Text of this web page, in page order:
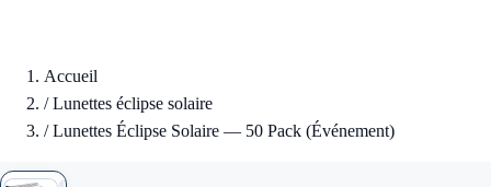
Accueil
/Lunettes éclipse solaire
/Lunettes Éclipse Solaire — 50 Pack (Événement)